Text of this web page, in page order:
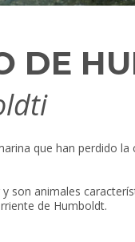
DE
que han perdido
son animales
de Humboldt.